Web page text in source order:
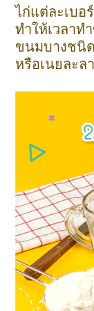
ไก่แต่ละเบ
ทำให้เวลาท
ขนมบางชนิ
หรือเนยละล